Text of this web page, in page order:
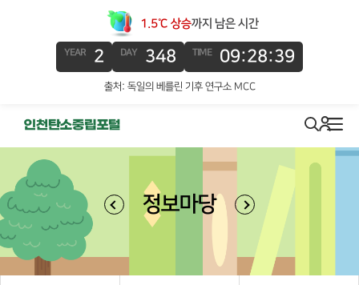
1.5℃ 상승까지 남은 시간
YEAR 2 DAY 348 TIME 09:28:39
출처: 독일의 베를린 기후 연구소 MCC
search
로그인
메뉴
정보마당